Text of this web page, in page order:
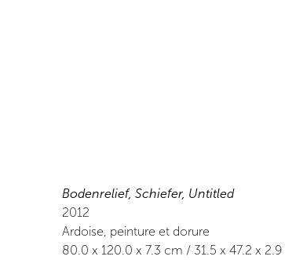
Bodenrelief, Schiefer, Untitled
2012
Ardoise, peinture et dorure
80.0 x 120.0 x 7.3 cm / 31.5 x47.2 x 2.9